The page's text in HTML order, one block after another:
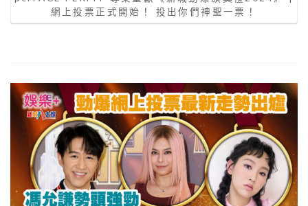
網上投票正式開始！ 投出你們神聖一票！